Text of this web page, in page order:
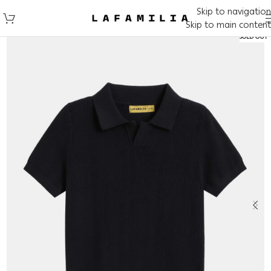
Skip to navigation
Skip to main content
SOLD OUT